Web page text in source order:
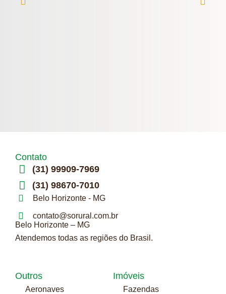
Imóveis
Fazendas
Outros
Aeronaves
Contato
(31) 99909-7969
(31) 98670-7010
Belo Horizonte - MG
contato@sorural.com.br
Belo Horizonte – MG
Atendemos todas as regiões do Brasil.